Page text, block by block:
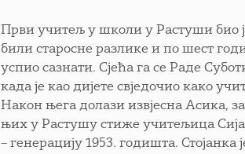
Први учитељ у школи у Растуши био
били старосне разлике и по шест
успио сазнати. Сјећа га се Раде
када је као дијете свједочио како
Након њега долази извјесна Асика,
њих у Растушу стиже учитељица
– генерацију 1953. годишта.